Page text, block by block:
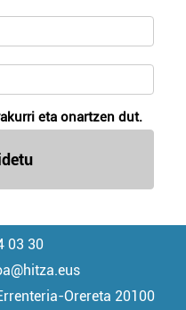
eta onartzen dut.
03 30
Orereta 20100